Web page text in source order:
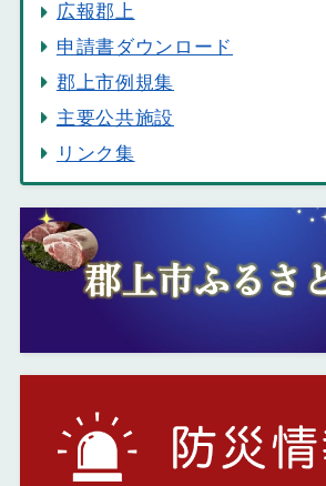
広報郡上
申請書ダウンロード
郡上市例規集
主要公共施設
リンク集